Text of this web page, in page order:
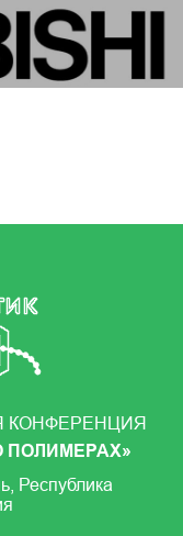
КОНФЕРЕНЦИЯ
ПОЛИМЕРАХ»
Республика